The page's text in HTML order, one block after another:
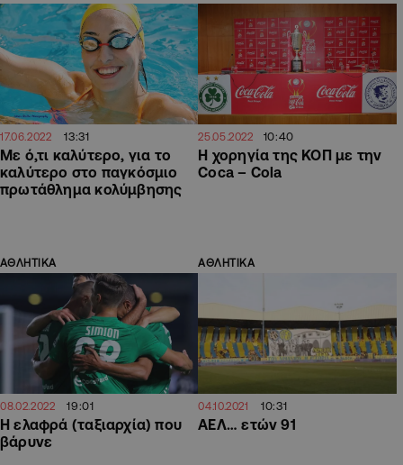
17.06.2022 13:31
Με ό,τι καλύτερο, για το
καλύτερο στο παγκόσμιο
πρωτάθλημα κολύμβησης
25.05.2022 10:40
Η χορηγία της ΚΟΠ με την
Coca – Cola
ΑΘΛΗΤΙΚΑ
08.02.2022 19:01
Η ελαφρά (ταξιαρχία) που
βάρυνε
ΑΘΛΗΤΙΚΑ
04.10.2021 10:31
ΑΕΛ… ετών 91